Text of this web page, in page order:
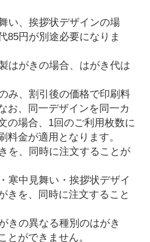
い、挨拶状デザインの場
85円が別途必要になりま
はがきの場合、はがき代は
み、割引後の価格で印刷料
お、同一デザインを同一カ
の場合、1回のご利用枚数に
料金が適用となります。
を、同時に注文することが
寒中見舞い・挨拶状デザイ
きを、同時に注文すること
きの異なる種別のはがき
とができません。